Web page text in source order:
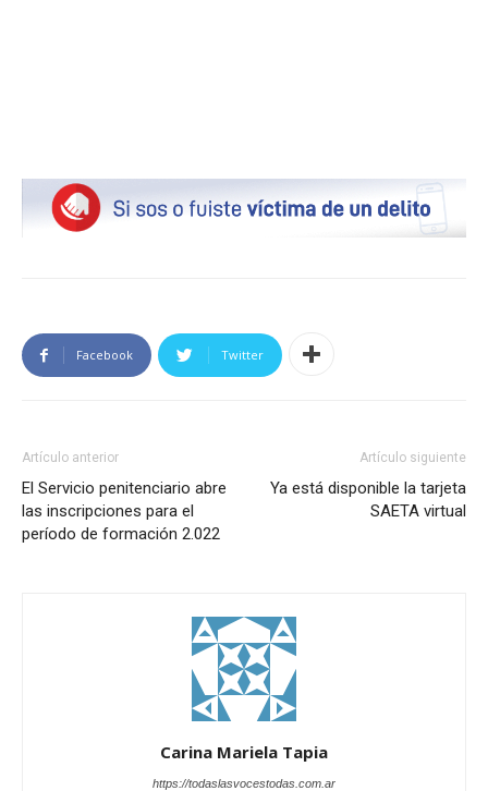
Facebook Twitter
Artículo anterior
El Servicio penitenciario abre
las inscripciones para el
período de formación 2.022
Artículo siguiente
Ya está disponible la tarjeta
SAETA virtual
Carina Mariela Tapia
https://todaslasvocestodas.com.ar